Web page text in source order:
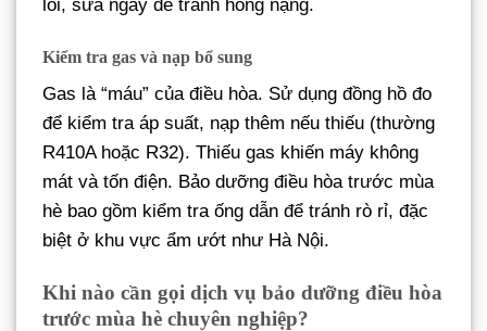
lỗi, sửa ngay để tránh hỏng nặng.
Kiểm tra gas và nạp bổ sung
Gas là “máu” của điều hòa. Sử dụng đồng hồ đo
để kiểm tra áp suất, nạp thêm nếu thiếu (thường
R410A hoặc R32). Thiếu gas khiến máy không
mát và tốn điện. Bảo dưỡng điều hòa trước mùa
hè bao gồm kiểm tra ống dẫn để tránh rò rỉ, đặc
biệt ở khu vực ẩm ướt như Hà Nội.
Khi nào cần gọi dịch vụ bảo dưỡng điều hòa
trước mùa hè chuyên nghiệp?